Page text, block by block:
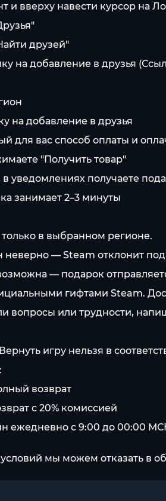
и вверху навести курсор на
друзей"
на добавление в друзья
на добавление в друзья
для вас способ оплаты и
"Получить товар"
в уведомлениях получаете
занимает 2–3 минуты
только в выбранном регионе.
неверно — Steam отклонит
— подарок
гифтами Steam.
вопросы или трудности,
игру нельзя в
возврат
с 20% комиссией
ежедневно с 9:00 до 00:00
мы можем отказать в